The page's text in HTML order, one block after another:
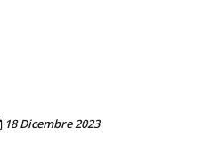
Pubblicato il
18 Dicembre 2023